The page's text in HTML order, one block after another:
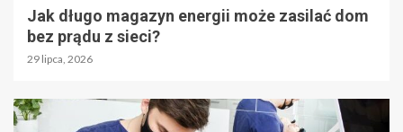
Jak długo magazyn energii może zasilać dom
bez prądu z sieci?
29 lipca, 2026